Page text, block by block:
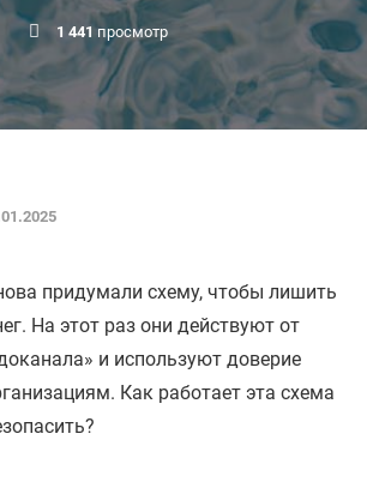
1 441просмотр
придумали схему, чтобы лишить
На этот раз они действуют от
и используют доверие
Как работает эта схема